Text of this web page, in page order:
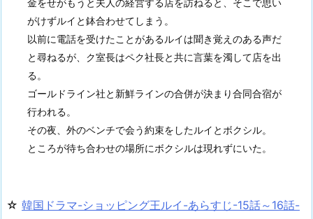
金をせがもうと夫人の経営する店を訪ねると、そこで思い
がけずルイと鉢合わせてしまう。
以前に電話を受けたことがあるルイは聞き覚えのある声だ
と尋ねるが、ク室長はペク社長と共に言葉を濁して店を出
る。
ゴールドライン社と新鮮ラインの合併が決まり合同合宿が
行われる。
その夜、外のベンチで会う約束をしたルイとボクシル。
ところが待ち合わせの場所にボクシルは現れずにいた。
☆ 韓国ドラマ-ショッピング王ルイ-あらすじ-15話～16話-